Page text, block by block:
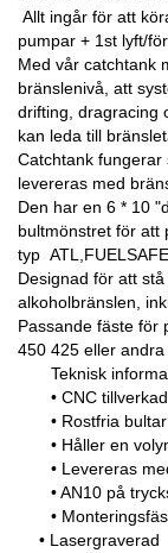
Allt ingår för att
pumpar + 1st lyft/
Med vår catchtank
bränslenivå, att
drifting, dragracing
kan leda till
Catchtank fungerar
levereras med
Den har en 6 * 10
bultmönstret för att
typ
Designad för att
alkoholbränslen,
Passande fäste för
450 425 eller
Teknisk
• CNC tillverkad
• Rostfria bultar
• Håller en
• Levereras
• AN10 på
•
• Lasergraverad